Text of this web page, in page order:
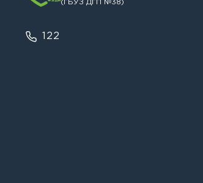
(ГБУЗ ДГП №38)
122
Детская
Детская
№ 38